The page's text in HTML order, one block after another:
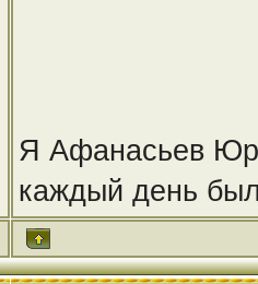
Я Афанасьев
каждый день